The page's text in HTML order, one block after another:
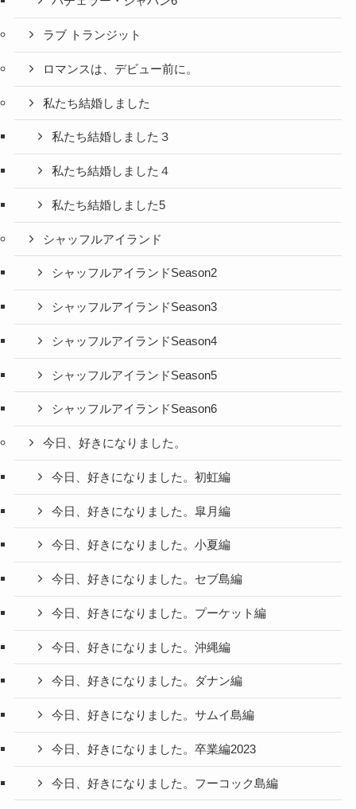
ラブ トランジット
ロマンスは、デビュー前に。
私たち結婚しました
私たち結婚しました３
私たち結婚しました４
私たち結婚しました5
シャッフルアイランド
シャッフルアイランドSeason2
シャッフルアイランドSeason3
シャッフルアイランドSeason4
シャッフルアイランドSeason5
シャッフルアイランドSeason6
今日、好きになりました。
今日、好きになりました。初虹編
今日、好きになりました。皐月編
今日、好きになりました。小夏編
今日、好きになりました。セブ島編
今日、好きになりました。プーケット編
今日、好きになりました。沖縄編
今日、好きになりました。ダナン編
今日、好きになりました。サムイ島編
今日、好きになりました。卒業編2023
今日、好きになりました。フーコック島編